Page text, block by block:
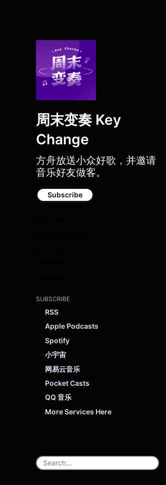
周末变奏 Key
Change
方舟放送小众好歌，并邀请
音乐好友做客。
Subscribe
SUBSCRIBE
RSS
Apple Podcasts
Spotify
小宇宙
网易云音乐
Pocket Casts
QQ 音乐
More Services Here
Rewire